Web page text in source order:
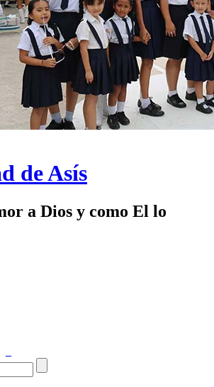
de Asís
a Dios y como El lo